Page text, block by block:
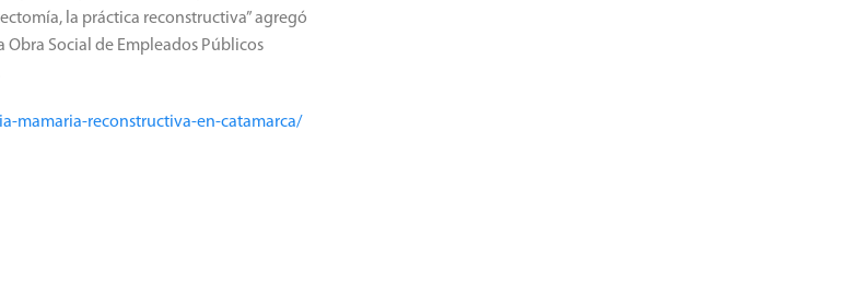
la práctica reconstructiva” agregó
Obra Social de Empleados Públicos
mamaria-reconstructiva-en-catamarca/